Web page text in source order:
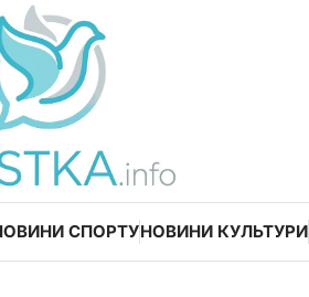
СПОРТУНОВИНИ КУЛЬТУРИ